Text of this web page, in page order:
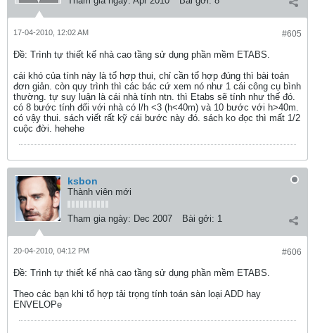
#605
17-04-2010, 12:02 AM
Ðề: Trình tự thiết kế nhà cao tầng sử dụng phần mềm ETABS.
cái khó của tính này là tổ hợp thui, chỉ cần tổ hợp đúng thì bài toán
đơn giản. còn quy trình thì các bác cứ xem nó như 1 cái công cụ bình
thường. tự suy luận là cái nhà tính ntn. thì Etabs sẽ tính như thế đó.
có 8 bước tính đối với nhà có l/h <3 (h<40m) và 10 bước với h>40m.
có vậy thui. sách viết rất kỹ cái bước này đó. sách ko đọc thì mất 1/2
cuộc đời. hehehe
ksbon
Thành viên mới
Tham gia ngày: Dec 2007 Bài gởi: 1
#606
20-04-2010, 04:12 PM
Ðề: Trình tự thiết kế nhà cao tầng sử dụng phần mềm ETABS.
Theo các bạn khi tổ hợp tải trọng tính toán sàn loại ADD hay
ENVELOPe